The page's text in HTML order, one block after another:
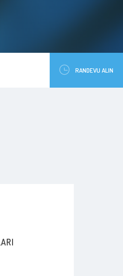
RANDEVU ALIN